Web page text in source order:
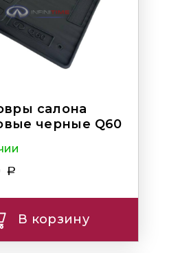
салона
черные Q60
В корзину